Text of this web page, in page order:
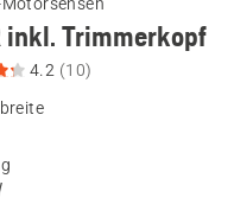
inkl. Trimmerkopf
4.2 (10)